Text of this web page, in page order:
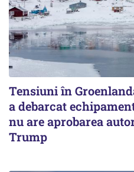
Tensiuni în
a debarcat
nu are aprobarea
Trump